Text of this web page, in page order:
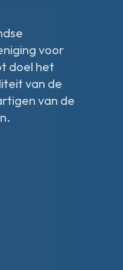
voor
doel het
van de
van de